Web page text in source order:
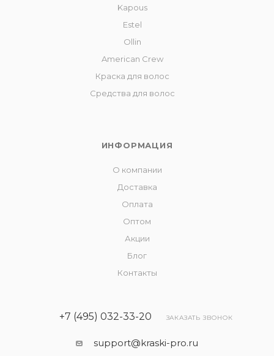
Kapous
Estel
Ollin
American Crew
Краска для волос
Средства для волос
ИНФОРМАЦИЯ
О компании
Доставка
Оплата
Оптом
Акции
Блог
Контакты
+7 (495) 032-33-20 ЗАКАЗАТЬ ЗВОНОК
support@kraski-pro.ru